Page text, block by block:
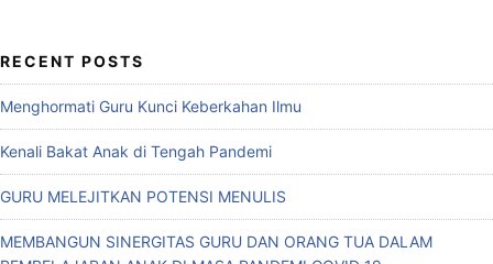
RECENT POSTS
Menghormati Guru Kunci Keberkahan Ilmu
Kenali Bakat Anak di Tengah Pandemi
GURU MELEJITKAN POTENSI MENULIS
MEMBANGUN SINERGITAS GURU DAN ORANG TUA DALAM